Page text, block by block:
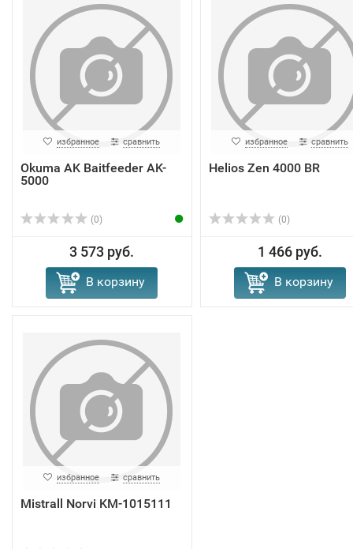
избранное сравнить
Okuma AK Baitfeeder AK-
5000
(0)
3 573 руб.
В корзину
избранное сравнить
Helios Zen 4000 BR
(0)
1 466 руб.
В корзину
избранное сравнить
Mistrall Norvi KM-1015111